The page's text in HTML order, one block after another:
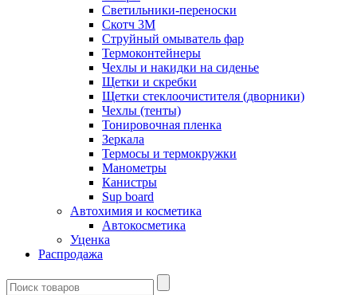
Светильники-переноски
Скотч 3М
Струйный омыватель фар
Термоконтейнеры
Чехлы и накидки на сиденье
Щетки и скребки
Щетки стеклоочистителя (дворники)
Чехлы (тенты)
Тонировочная пленка
Зеркалa
Термосы и термокружки
Манометры
Канистры
Sup board
Автохимия и косметика
Автокосметика
Уценка
Распродажа